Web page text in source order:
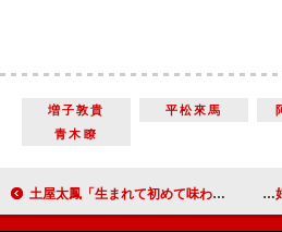
増子敦貴 平松來馬
青木瞭
土屋太鳳「生まれて初めて味わう緊張感」 松坂桃李と有馬記念の枠順抽選会で大役